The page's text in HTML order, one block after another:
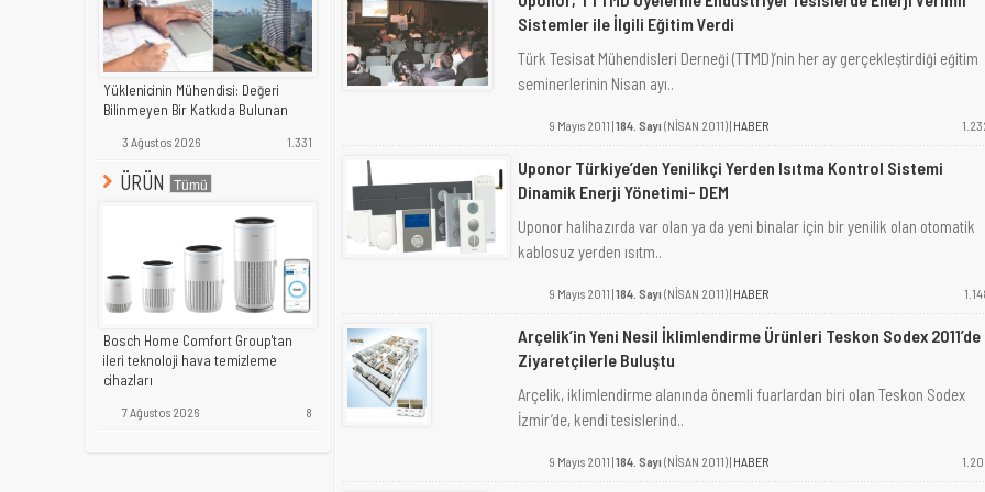
Yüklenicinin Mühendisi: Değeri
Bilinmeyen Bir Katkıda Bulunan
3 Ağustos 2026 1.331
ÜRÜN
Bosch Home Comfort Group'tan
ileri teknoloji hava temizleme
cihazları
7 Ağustos 2026 8
Sistemler ile İlgili Eğitim Verdi
Türk Tesisat Mühendisleri Derneği (TTMD)’nin her ay gerçekleştirdiği eğitim
seminerlerinin Nisan ayı..
9 Mayıs 2011 |184. Sayı (NİSAN 2011) | HABER
Uponor Türkiye’den Yenilikçi Yerden Isıtma Kontrol Sistemi
Dinamik Enerji Yönetimi- DEM
Uponor halihazırda var olan ya da yeni binalar için bir yenilik olan otomatik
kablosuz yerden ısıtm..
9 Mayıs 2011 |184. Sayı (NİSAN 2011) | HABER
Arçelik’in Yeni Nesil İklimlendirme Ürünleri Teskon Sodex 2011’de
Ziyaretçilerle Buluştu
Arçelik, iklimlendirme alanında önemli fuarlardan biri olan Teskon Sodex
İzmir’de, kendi tesislerind..
9 Mayıs 2011 |184. Sayı (NİSAN 2011) | HABER